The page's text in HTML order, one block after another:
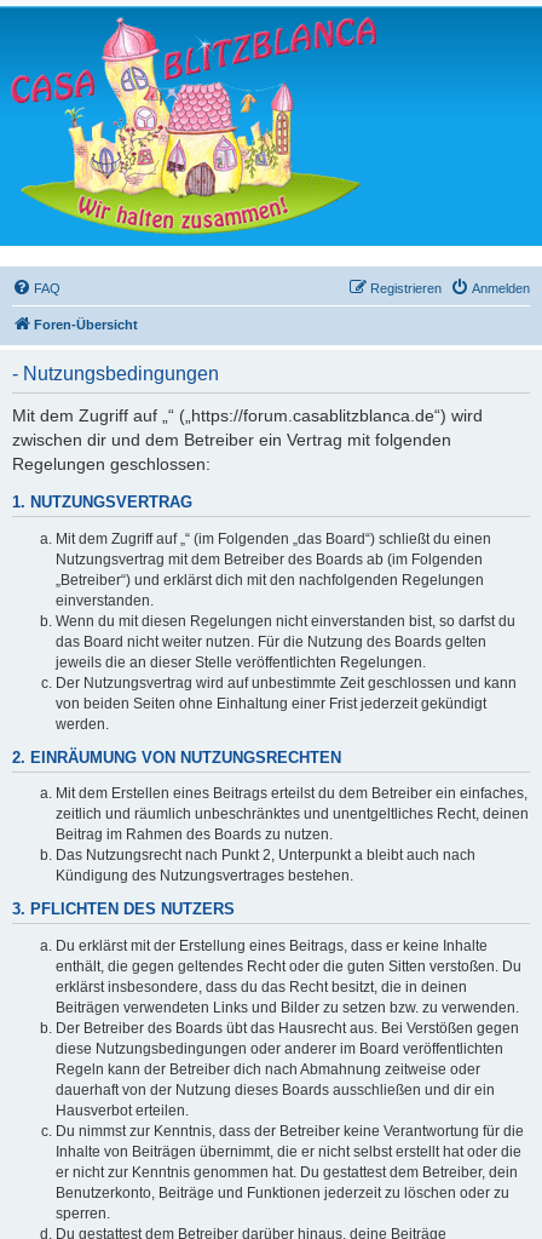
FAQ Anmelden
Registrieren
Foren-Übersicht
- Nutzungsbedingungen
Mit dem Zugriff auf „“ („https://forum.casablitzblanca.de“) wird
zwischen dir und dem Betreiber ein Vertrag mit folgenden
Regelungen geschlossen:
1. NUTZUNGSVERTRAG
Mit dem Zugriff auf „“ (im Folgenden „das Board“) schließt du einen
Nutzungsvertrag mit dem Betreiber des Boards ab (im Folgenden
„Betreiber“) und erklärst dich mit den nachfolgenden Regelungen
einverstanden.
Wenn du mit diesen Regelungen nicht einverstanden bist, so darfst du
das Board nicht weiter nutzen. Für die Nutzung des Boards gelten
jeweils die an dieser Stelle veröffentlichten Regelungen.
Der Nutzungsvertrag wird auf unbestimmte Zeit geschlossen und kann
von beiden Seiten ohne Einhaltung einer Frist jederzeit gekündigt
werden.
2. EINRÄUMUNG VON NUTZUNGSRECHTEN
Mit dem Erstellen eines Beitrags erteilst du dem Betreiber ein einfaches,
zeitlich und räumlich unbeschränktes und unentgeltliches Recht, deinen
Beitrag im Rahmen des Boards zu nutzen.
Das Nutzungsrecht nach Punkt 2, Unterpunkt a bleibt auch nach
Kündigung des Nutzungsvertrages bestehen.
3. PFLICHTEN DES NUTZERS
Du erklärst mit der Erstellung eines Beitrags, dass er keine Inhalte
enthält, die gegen geltendes Recht oder die guten Sitten verstoßen. Du
erklärst insbesondere, dass du das Recht besitzt, die in deinen
Beiträgen verwendeten Links und Bilder zu setzen bzw. zu verwenden.
Der Betreiber des Boards übt das Hausrecht aus. Bei Verstößen gegen
diese Nutzungsbedingungen oder anderer im Board veröffentlichten
Regeln kann der Betreiber dich nach Abmahnung zeitweise oder
dauerhaft von der Nutzung dieses Boards ausschließen und dir ein
Hausverbot erteilen.
Du nimmst zur Kenntnis, dass der Betreiber keine Verantwortung für die
Inhalte von Beiträgen übernimmt, die er nicht selbst erstellt hat oder die
er nicht zur Kenntnis genommen hat. Du gestattest dem Betreiber, dein
Benutzerkonto, Beiträge und Funktionen jederzeit zu löschen oder zu
sperren.
Du gestattest dem Betreiber darüber hinaus, deine Beiträge